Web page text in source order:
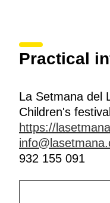
Practical
La Setmana del
Children's
https://
932 155 091